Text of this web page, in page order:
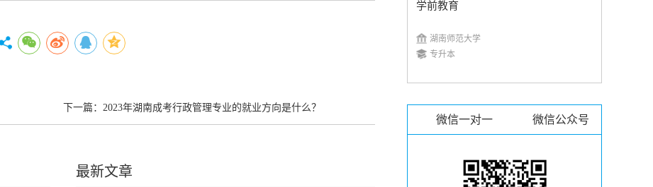
下一篇： 2023年湖南成考行政管理专业的就业方向是什么？
最新文章
微信一对一 微信公众号